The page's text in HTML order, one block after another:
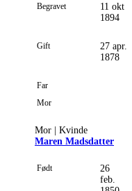
Begravet
11 okt
1894
Gift
27 apr.
1878
Far
Mor
Mor | Kvinde
Maren Madsdatter
Født
26
feb.